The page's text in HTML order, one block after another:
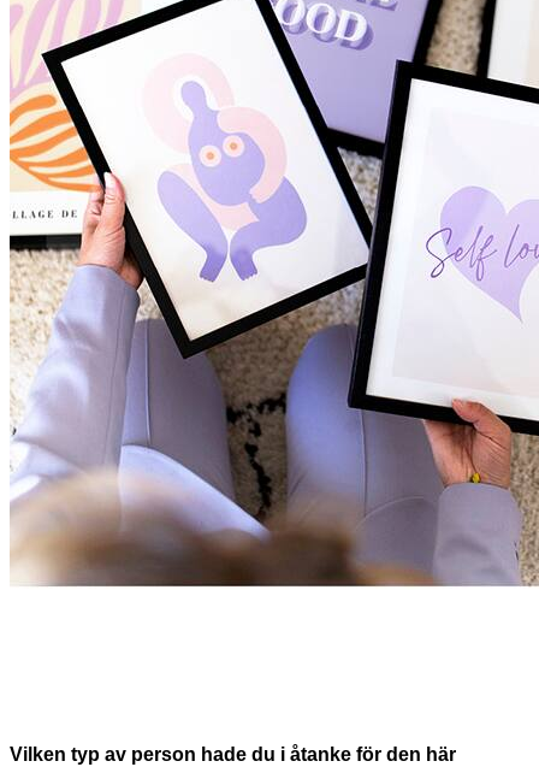
Vilken typ av person hade du i åtanke för den här